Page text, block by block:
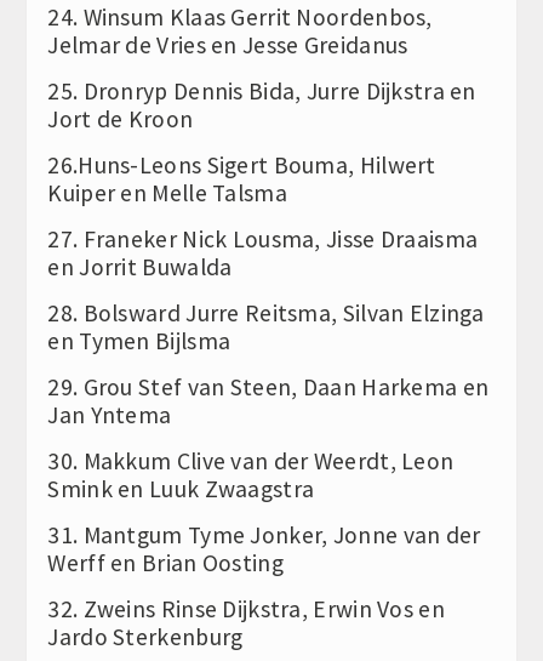
24. Winsum Klaas Gerrit Noordenbos,
Jelmar de Vries en Jesse Greidanus
25. Dronryp Dennis Bida, Jurre Dijkstra en
Jort de Kroon
26.Huns-Leons Sigert Bouma, Hilwert
Kuiper en Melle Talsma
27. Franeker Nick Lousma, Jisse Draaisma
en Jorrit Buwalda
28. Bolsward Jurre Reitsma, Silvan Elzinga
en Tymen Bijlsma
29. Grou Stef van Steen, Daan Harkema en
Jan Yntema
30. Makkum Clive van der Weerdt, Leon
Smink en Luuk Zwaagstra
31. Mantgum Tyme Jonker, Jonne van der
Werff en Brian Oosting
32. Zweins Rinse Dijkstra, Erwin Vos en
Jardo Sterkenburg